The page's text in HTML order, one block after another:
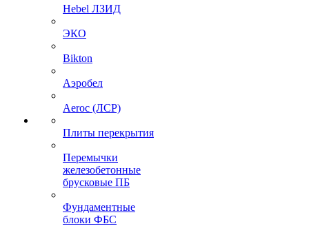
Hebel ЛЗИД
ЭКО
Bikton
Аэробел
Aeroc (ЛСР)
Плиты перекрытия
Перемычки
железобетонные
брусковые ПБ
Фундаментные
блоки ФБС